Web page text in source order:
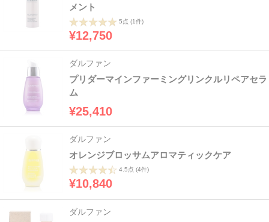
メント
5点 (1件)
¥12,750
ダルファン
プリダーマインファーミングリンクルリペアセラ
ム
¥25,410
ダルファン
オレンジブロッサムアロマティックケア
4.5点 (4件)
¥10,840
ダルファン